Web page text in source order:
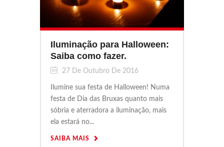
Iluminação para Halloween:
Saiba como fazer.
27 De Outubro De 2016
Ilumine sua festa de Halloween! Numa
festa de Dia das Bruxas quanto mais
sóbria e aterradora a iluminação, mais
ela estará no...
SAIBA MAIS